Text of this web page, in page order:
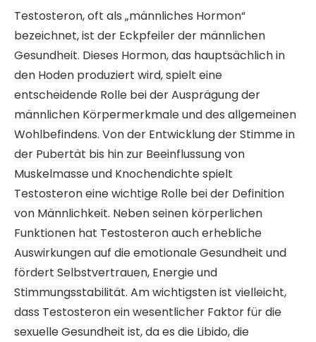
Testosteron, oft als „männliches Hormon“
bezeichnet, ist der Eckpfeiler der männlichen
Gesundheit. Dieses Hormon, das hauptsächlich in
den Hoden produziert wird, spielt eine
entscheidende Rolle bei der Ausprägung der
männlichen Körpermerkmale und des allgemeinen
Wohlbefindens. Von der Entwicklung der Stimme in
der Pubertät bis hin zur Beeinflussung von
Muskelmasse und Knochendichte spielt
Testosteron eine wichtige Rolle bei der Definition
von Männlichkeit. Neben seinen körperlichen
Funktionen hat Testosteron auch erhebliche
Auswirkungen auf die emotionale Gesundheit und
fördert Selbstvertrauen, Energie und
Stimmungsstabilität. Am wichtigsten ist vielleicht,
dass Testosteron ein wesentlicher Faktor für die
sexuelle Gesundheit ist, da es die Libido, die